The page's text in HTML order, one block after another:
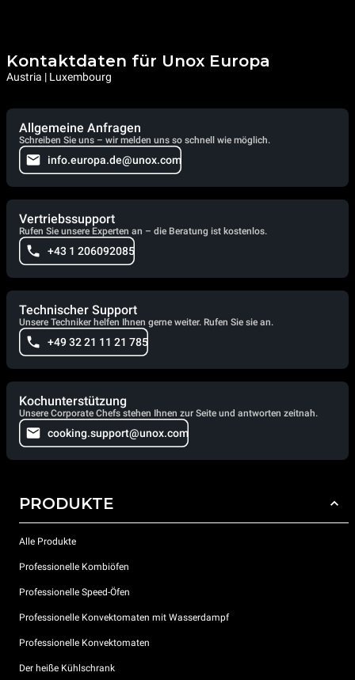
Kontaktdaten für Unox Europa
Austria | Luxembourg
Allgemeine Anfragen
Schreiben Sie uns – wir melden uns so schnell wie möglich.
info.europa.de@unox.com
Vertriebssupport
Rufen Sie unsere Experten an – die Beratung ist kostenlos.
+43 1 206092085
Technischer Support
Unsere Techniker helfen Ihnen gerne weiter. Rufen Sie sie an.
+49 32 21 11 21 785
Kochunterstützung
Unsere Corporate Chefs stehen Ihnen zur Seite und antworten zeitnah.
cooking.support@unox.com
PRODUKTE
Alle Produkte
Professionelle Kombiöfen
Professionelle Speed-Öfen
Professionelle Konvektomaten mit Wasserdampf
Professionelle Konvektomaten
Der heiße Kühlschrank